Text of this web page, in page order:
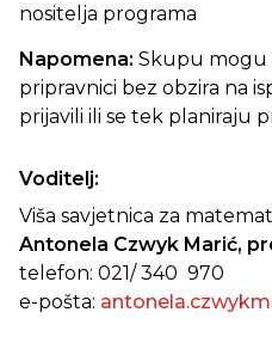
nositelja programa
Napomena: Skupu mogu
pripravnici bez obzira na
prijavili ili se tek planiraju
Voditelj:
Viša savjetnica za
Antonela Czwyk Marić,
telefon: 021/ 340 970
e-pošta: